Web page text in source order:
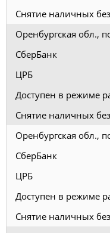
Снятие наличных
Оренбургская обл.,
СберБанк
ЦРБ
Доступен в режиме
Снятие наличных
Оренбургская обл.,
СберБанк
ЦРБ
Доступен в режиме
Снятие наличных